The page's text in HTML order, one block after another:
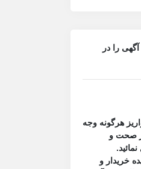
را در
هرگونه وجه
صحت و
خریدار و